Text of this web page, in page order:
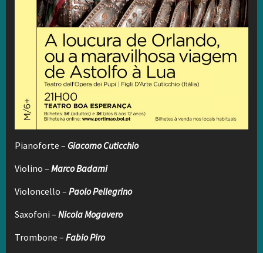
Pianoforte – Giacomo Cuticchio
Violino – Marco Badami
Violoncello – Paolo Pellegrino
Saxofoni – Nicola Mogavero
Trombone – Fabio Piro